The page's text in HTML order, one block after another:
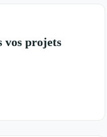
vos projets